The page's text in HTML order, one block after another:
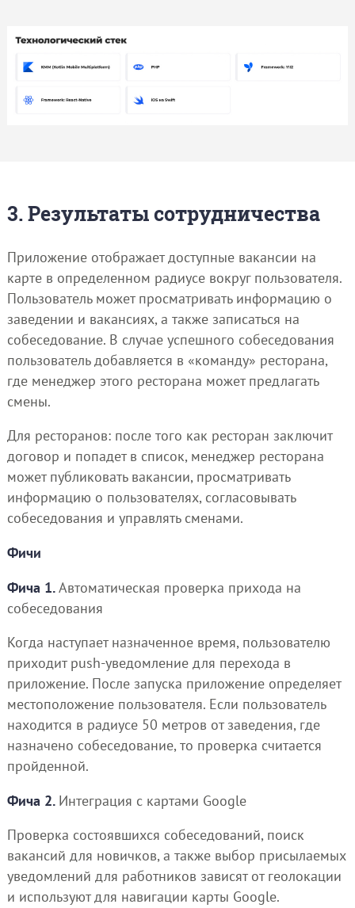
3. Результаты сотрудничества
Приложение отображает доступные вакансии на
карте в определенном радиусе вокруг пользователя.
Пользователь может просматривать информацию о
заведении и вакансиях, а также записаться на
собеседование. В случае успешного собеседования
пользователь добавляется в «команду» ресторана,
где менеджер этого ресторана может предлагать
смены.
Для ресторанов: после того как ресторан заключит
договор и попадет в список, менеджер ресторана
может публиковать вакансии, просматривать
информацию о пользователях, согласовывать
собеседования и управлять сменами.
Фичи
Фича 1.Автоматическая проверка прихода на
собеседования
Когда наступает назначенное время, пользователю
приходит push-уведомление для перехода в
приложение. После запуска приложение определяет
местоположение пользователя. Если пользователь
находится в радиусе 50 метров от заведения, где
назначено собеседование, то проверка считается
пройденной.
Фича 2. Интеграция с картами Google
Проверка состоявшихся собеседований, поиск
вакансий для новичков, а также выбор присылаемых
уведомлений для работников зависят от геолокации
и используют для навигации карты Google.